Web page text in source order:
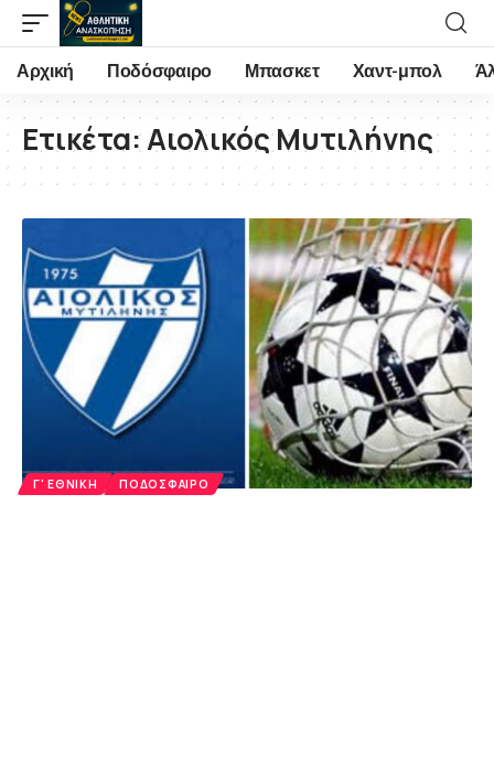
Αρχική Ποδόσφαιρο Μπασκετ Χαντ-μπολ
Ετικέτα:Αιολικός Μυτιλήνης
Γ' ΕΘΝΙΚΉ ΠΟΔΌΣΦΑΙΡΟ